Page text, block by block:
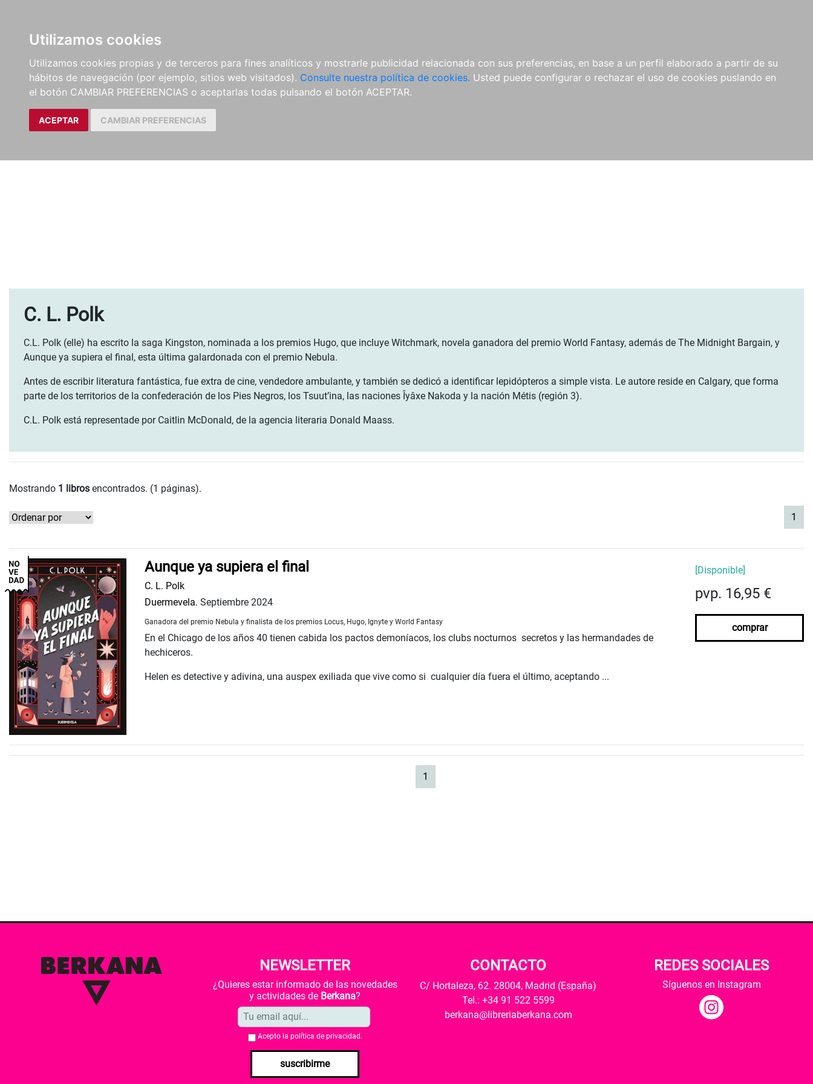
Utilizamos cookies
Utilizamos cookies propias y de terceros para fines analíticos y mostrarle publicidad relacionada con sus preferencias, en base a un perfil elaborado a partir de su
hábitos de navegación (por ejemplo, sitios web visitados). Consulte nuestra política de cookies. Usted puede configurar o rechazar el uso de cookies puslando en
el botón CAMBIAR PREFERENCIAS o aceptarlas todas pulsando el botón ACEPTAR.
ACEPTAR CAMBIAR PREFERENCIAS
C. L. Polk
C.L. Polk (elle) ha escrito la saga Kingston, nominada a los premios Hugo, que incluye Witchmark, novela ganadora del premio World Fantasy, además de The Midnight Bargain, y
Aunque ya supiera el final, esta última galardonada con el premio Nebula.
Antes de escribir literatura fantástica, fue extra de cine, vendedore ambulante, y también se dedicó a identificar lepidópteros a simple vista. Le autore reside en Calgary, que forma
parte de los territorios de la confederación de los Pies Negros, los Tsuut’ina, las naciones Îyâxe Nakoda y la nación Métis (región 3).
C.L. Polk está representade por Caitlin McDonald, de la agencia literaria Donald Maass.
Mostrando 1 libros encontrados. (1 páginas).
1
Aunque ya supiera el final
C. L. Polk
Duermevela. Septiembre 2024
Ganadora del premio Nebula y finalista de los premios Locus, Hugo, Ignyte y World Fantasy
En el Chicago de los años 40 tienen cabida los pactos demoníacos, los clubs nocturnos secretos y las hermandades de
hechiceros.
Helen es detective y adivina, una auspex exiliada que vive como si cualquier día fuera el último, aceptando ...
[Disponible]
pvp. 16,95 €
comprar
1
NEWSLETTER
¿Quieres estar informado de las novedades
y actividades de Berkana?
Acepto la política de privacidad .
suscribirme
CONTACTO
C/ Hortaleza, 62. 28004, Madrid (España)
Tel.: +34 91 522 5599
berkana@libreriaberkana.com
REDES SOCIALES
Síguenos en Instagram